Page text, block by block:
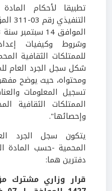
تطبيقا لأحكام
وشروط وكيفيات
للممتلكات الثقافية
شكل سجل الجرد العام
ومحتواه، حيث يوضح
تسجيل المعلومات
الممتلكات الثقافية
وإحصائها".
يتكون سجل الجرد
المحمية -حسب المادة
دفترين هما: